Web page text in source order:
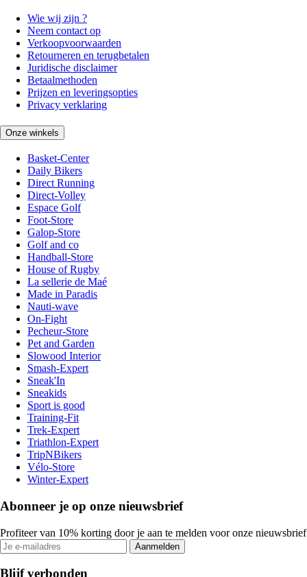
Wie wij zijn ?
Neem contact op
Verkoopvoorwaarden
Retourneren en terugbetalen
Juridische disclaimer
Betaalmethoden
Prijzen en leveringsopties
Privacy verklaring
Onze winkels
Basket-Center
Daily Bikers
Direct Running
Direct-Volley
Espace Golf
Foot-Store
Galop-Store
Golf and co
Handball-Store
House of Rugby
La sellerie de Maé
Made in Paradis
Nauti-wave
On-Fight
Pecheur-Store
Pet and Garden
Slowood Interior
Smash-Expert
Sneak'In
Sneakids
Sport is good
Training-Fit
Trek-Expert
Triathlon-Expert
TripNBikers
Vélo-Store
Winter-Expert
Abonneer je op onze nieuwsbrief
Profiteer van 10% korting door je aan te melden voor onze nieuwsbrief
Aanmelden
Blijf verbonden